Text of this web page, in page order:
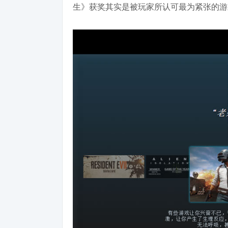
生》获奖其实是被玩家所认可最为紧张的